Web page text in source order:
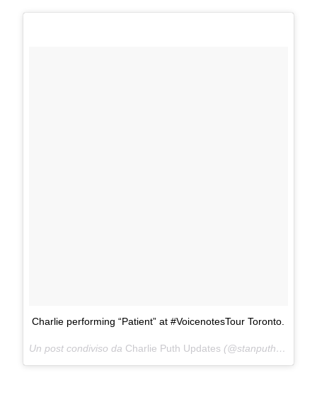
Charlie performing “Patient” at #VoicenotesTour Toronto.
Un post condiviso da Charlie Puth Updates (@stanputh) in data: